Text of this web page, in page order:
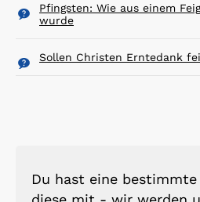
Pfingsten: Wie aus einem
wurde
Sollen Christen Erntedank
Du hast eine bestimmte